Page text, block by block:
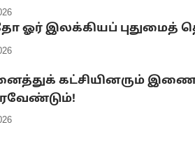
ஓர் இலக்கியப் புதுமைத்
கட்சியினரும்